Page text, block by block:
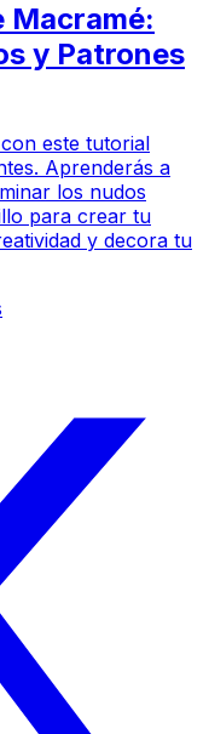
Macramé:
y Patrones
este tutorial
Aprenderás a
los nudos
para crear tu
y decora tu